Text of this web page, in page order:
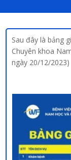
Sau đây là bảng
Chuyên khoa
ngày 20/12/2023)